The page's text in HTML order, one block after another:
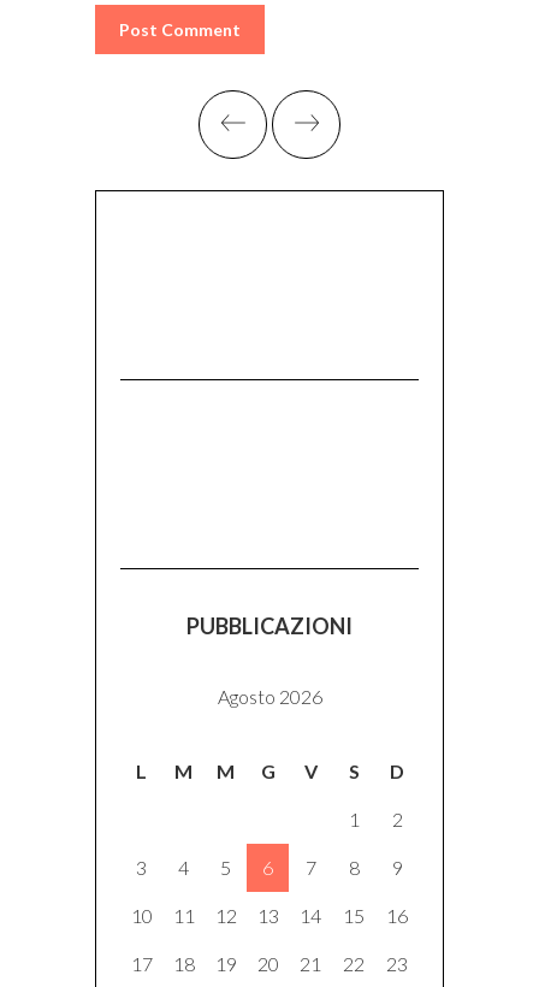
PUBBLICAZIONI
Agosto 2026
L M M G V S D
1 2
3 4 5 6 7 8 9
10 11 12 13 14 15 16
17 18 19 20 21 22 23